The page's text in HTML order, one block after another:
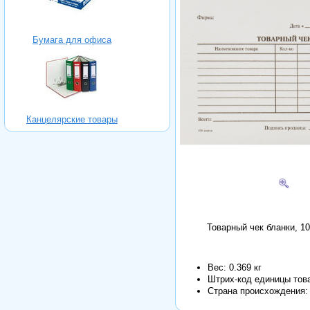
Бумага для офиса
Канцелярские товары
Товарный чек бланки,
Вес: 0.369 кг
Штрих-код единицы
Страна